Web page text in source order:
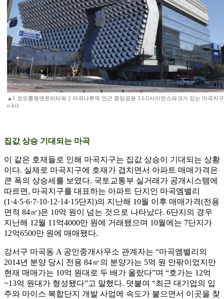
▲1 코오롱원앤온리타워 2 마곡나루역 인근 중앙공원 3 LG사이언스파크가 있는 마곡지
o.kr)
집값 상승 기대되는 마곡
이 같은 호재들로 인해 마곡지구는 집값 상승이 기대되는 상황
이다. 실제로 마곡지구에 호재가 겹치면서 아파트 매매가격은
큰 폭의 상승세를 보였다. 국토교통부 실거래가 공개시스템에
따르면, 마곡지구를 대표하는 아파트 단지인 마곡엠밸리
(1·4·5·6·7·10·12·14·15단지)의 지난해 10월 이후 매매가격(전용
면적 84㎡)은 10억 원이 넘는 것으로 나타났다. 6단지의 경우
지난해 12월 11억4000만 원에 거래됐으며 10월에는 7단지가
12억6500만 원에 매매됐다.
강서구 마곡동 A 공인중개사무소 관계자는 “마곡엠밸리의
2014년 분양 당시 전용 84㎡의 분양가는 5억 원 안팎이었지만
현재 매매가는 10억 원대로 두 배가 올랐다”며 “호가는 12억
~13억 원대가 형성됐다”고 말했다. 덧붙여 “최근 대기업의 입
주와 마이스 복합단지 개발 사업에 속도가 붙으면서 이곳을 찾